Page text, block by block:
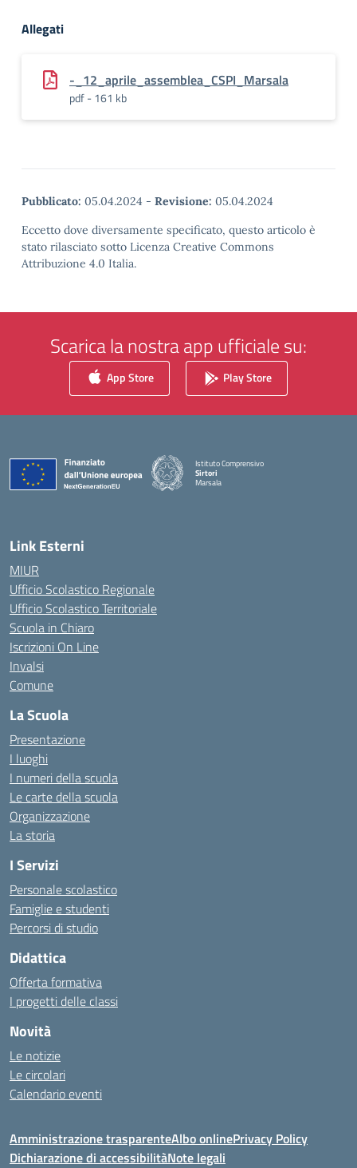
Allegati
-_12_aprile_assemblea_CSPI_Marsala
pdf - 161 kb
Pubblicato: 05.04.2024 - Revisione: 05.04.2024
Eccetto dove diversamente specificato, questo articolo è
stato rilasciato sotto Licenza Creative Commons
Attribuzione 4.0 Italia.
Scarica la nostra app ufficiale su:
App Store Play Store
Istituto Comprensivo
Sirtori
Marsala
Link Esterni
MIUR
Ufficio Scolastico Regionale
Ufficio Scolastico Territoriale
Scuola in Chiaro
Iscrizioni On Line
Invalsi
Comune
La Scuola
Presentazione
I luoghi
I numeri della scuola
Le carte della scuola
Organizzazione
La storia
I Servizi
Personale scolastico
Famiglie e studenti
Percorsi di studio
Didattica
Offerta formativa
I progetti delle classi
Novità
Le notizie
Le circolari
Calendario eventi
Amministrazione trasparenteAlbo onlinePrivacy Policy
Dichiarazione di accessibilitàNote legali